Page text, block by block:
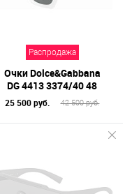
Распродажа
Очки Dolce&Gabbana
DG 4413 3374/40 48
25 500 руб. 42 500 руб.